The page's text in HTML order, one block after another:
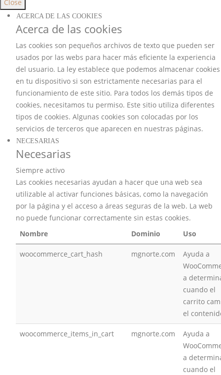
Close
ACERCA DE LAS COOKIES
Acerca de las cookies
Las cookies son pequeños archivos de texto que pueden ser
usados por las webs para hacer más eficiente la experiencia
del usuario. La ley establece que podemos almacenar cookies
en tu dispositivo si son estrictamente necesarias para el
funcionamiento de este sitio. Para todos los demás tipos de
cookies, necesitamos tu permiso. Este sitio utiliza diferentes
tipos de cookies. Algunas cookies son colocadas por los
servicios de terceros que aparecen en nuestras páginas.
NECESARIAS
Necesarias
Siempre activo
Las cookies necesarias ayudan a hacer que una web sea
utilizable al activar funciones básicas, como la navegación
por la página y el acceso a áreas seguras de la web. La web
no puede funcionar correctamente sin estas cookies.
Nombre
Dominio Uso
woocommerce_cart_hash mgnorte.com
Ayuda a
a
cuando el
carrito
el
woocommerce_items_in_cart mgnorte.com
Ayuda a
a
cuando el